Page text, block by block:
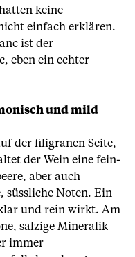
keine
einfach erklären.
ist der
eben ein echter
und mild
der filigranen Seite,
der Wein eine fein-
aber auch
süssliche Noten. Ein
und rein wirkt. Am
salzige Mineralik
immer